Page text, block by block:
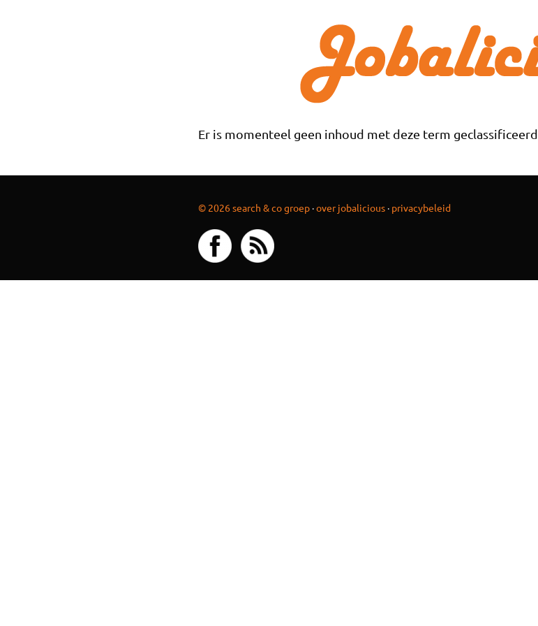
Er is momenteel geen inhoud met deze term geclassificeerd.
© 2026 search & co groep·over jobalicious· privacybeleid